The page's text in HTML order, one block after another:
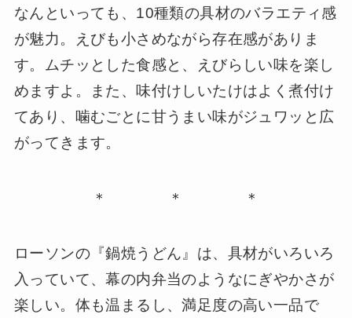
なんといっても、10種類の具材のバラエティ感
が魅力。えびも小さめながら存在感がありま
す。ムチッとした食感と、えびらしい味を楽し
めますよ。また、味付けしいたけはよく煮付け
てあり、噛むごとに甘うまい味がジュワッと広
がってきます。
＊ ＊ ＊
ローソンの『鍋焼うどん』は、具材がいろいろ
入っていて、幕の内弁当のようなにぎやかさが
楽しい。体も温まるし、満足度の高い一品で